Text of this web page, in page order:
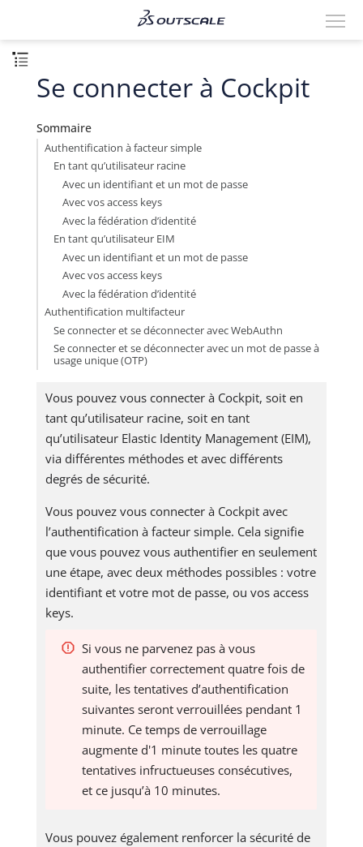
Se connecter à Cockpit
Sommaire
Authentification à facteur simple
En tant qu’utilisateur racine
Avec un identifiant et un mot de passe
Avec vos access keys
Avec la fédération d’identité
En tant qu’utilisateur EIM
Avec un identifiant et un mot de passe
Avec vos access keys
Avec la fédération d’identité
Authentification multifacteur
Se connecter et se déconnecter avec WebAuthn
Se connecter et se déconnecter avec un mot de passe à
usage unique (OTP)
Vous pouvez vous connecter à Cockpit, soit en
tant qu’utilisateur racine, soit en tant
qu’utilisateur Elastic Identity Management (EIM),
via différentes méthodes et avec différents
degrés de sécurité.
Vous pouvez vous connecter à Cockpit avec
l’authentification à facteur simple. Cela signifie
que vous pouvez vous authentifier en seulement
une étape, avec deux méthodes possibles : votre
identifiant et votre mot de passe, ou vos access
keys.
Si vous ne parvenez pas à vous
authentifier correctement quatre fois de
suite, les tentatives d’authentification
suivantes seront verrouillées pendant 1
minute. Ce temps de verrouillage
augmente d'1 minute toutes les quatre
tentatives infructueuses consécutives,
et ce jusqu’à 10 minutes.
Vous pouvez également renforcer la sécurité de